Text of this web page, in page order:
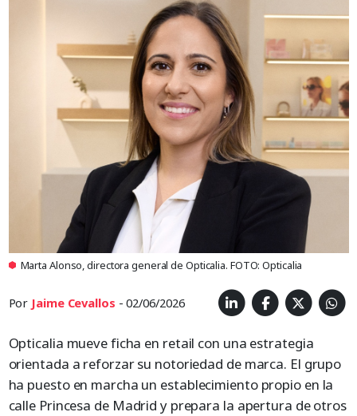
Marta Alonso, directora general de Opticalia. FOTO: Opticalia
Por Jaime Cevallos - 02/06/2026
Opticalia mueve ficha en retail con una estrategia
orientada a reforzar su notoriedad de marca. El grupo
ha puesto en marcha un establecimiento propio en la
calle Princesa de Madrid y prepara la apertura de otros